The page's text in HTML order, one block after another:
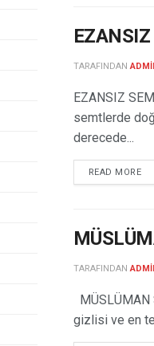
TARAFINDAN
EZANSIZ
semtlerde
derecede...
READ MORE
TARAFINDAN
gizlisi ve en